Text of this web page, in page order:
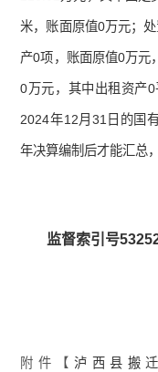
米，账面原值0万元；
产0项，账面原值0万元
0 万元，其中出租资产0
2024年12月 31 日的国
年决算编制后才能汇总
监督索引号
附件【泸西县搬